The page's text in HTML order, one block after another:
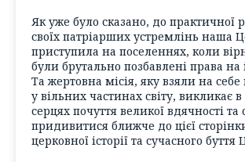
Як уже було сказано, до практичної
своїх патріарших устремлінь наша
приступила на поселеннях, коли
були брутально позбавлені права на
Та жертовна місія, яку взяли на
у вільних частинах світу, викликає
серцях почуття великої вдячності та
придивитися ближче до цієї
церковної історії та сучасного буття